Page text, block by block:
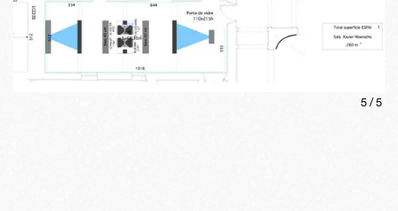
5 /5